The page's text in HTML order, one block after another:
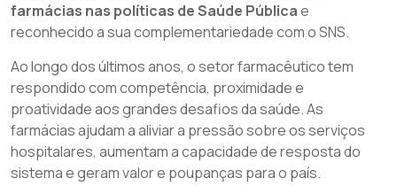
farmácias nas políticas de Saúde Públicae
reconhecido a sua complementariedade com o SNS.
Ao longo dos últimos anos, o setor farmacêutico tem
respondido com competência, proximidade e
proatividade aos grandes desafios da saúde. As
farmácias ajudam a aliviar a pressão sobre os serviços
hospitalares, aumentam a capacidade de resposta do
sistema e geram valor e poupanças para o país.